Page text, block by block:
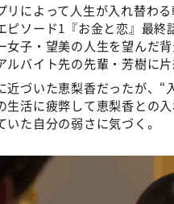
リによって人生が入れ替わ
ピソード1『お金と恋』最
女子・望美の人生を望んだ
バイト先の先輩・芳樹に片
づいた恵梨香だったが、“
生活に疲弊して恵梨香との
た自分の弱さに気づく。